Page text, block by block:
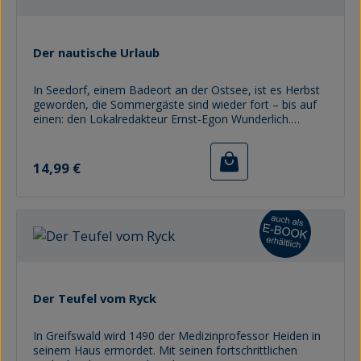
Der nautische Urlaub
In Seedorf, einem Badeort an der Ostsee, ist es Herbst
geworden, die Sommergäste sind wieder fort – bis auf
einen: den Lokalredakteur Ernst-Egon Wunderlich.
Einheimischen mitteilsam: drei alte Schiffer, zwei
Kapitäne in mittleren Jahren, ein Apotheker, ein
Postmann. Diese Menschen vermögen es, seine biedere
erzählt wird, sind Schiffergeschichten, die Wunderlich,
immer ganz Reporterohr, gewissenhaft registriert.
14,99 €
Der Teufel vom Ryck
In Greifswald wird 1490 der Medizinprofessor Heiden in
seinem Haus ermordet. Mit seinen fortschrittlichen